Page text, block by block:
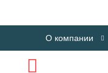
О компании